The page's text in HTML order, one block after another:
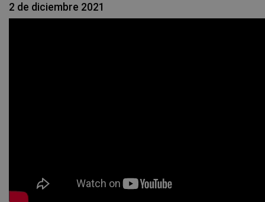
2 de diciembre 2021